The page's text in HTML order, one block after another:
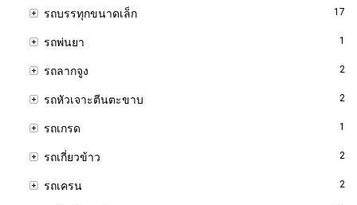
รถบรรทุกขนาดเล็ก 17
รถพ่นยา 1
รถลากจูง 2
รถหัวเจาะตีนตะขาบ 2
รถเกรด 1
รถเกี่ยวข้าว 2
รถเครน 2